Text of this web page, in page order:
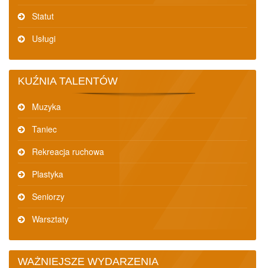
Statut
Usługi
KUŹNIA TALENTÓW
Muzyka
Taniec
Rekreacja ruchowa
Plastyka
Seniorzy
Warsztaty
WAŻNIEJSZE WYDARZENIA